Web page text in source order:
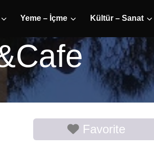
Yeme – İçme Kültür – Sanat
Favorite